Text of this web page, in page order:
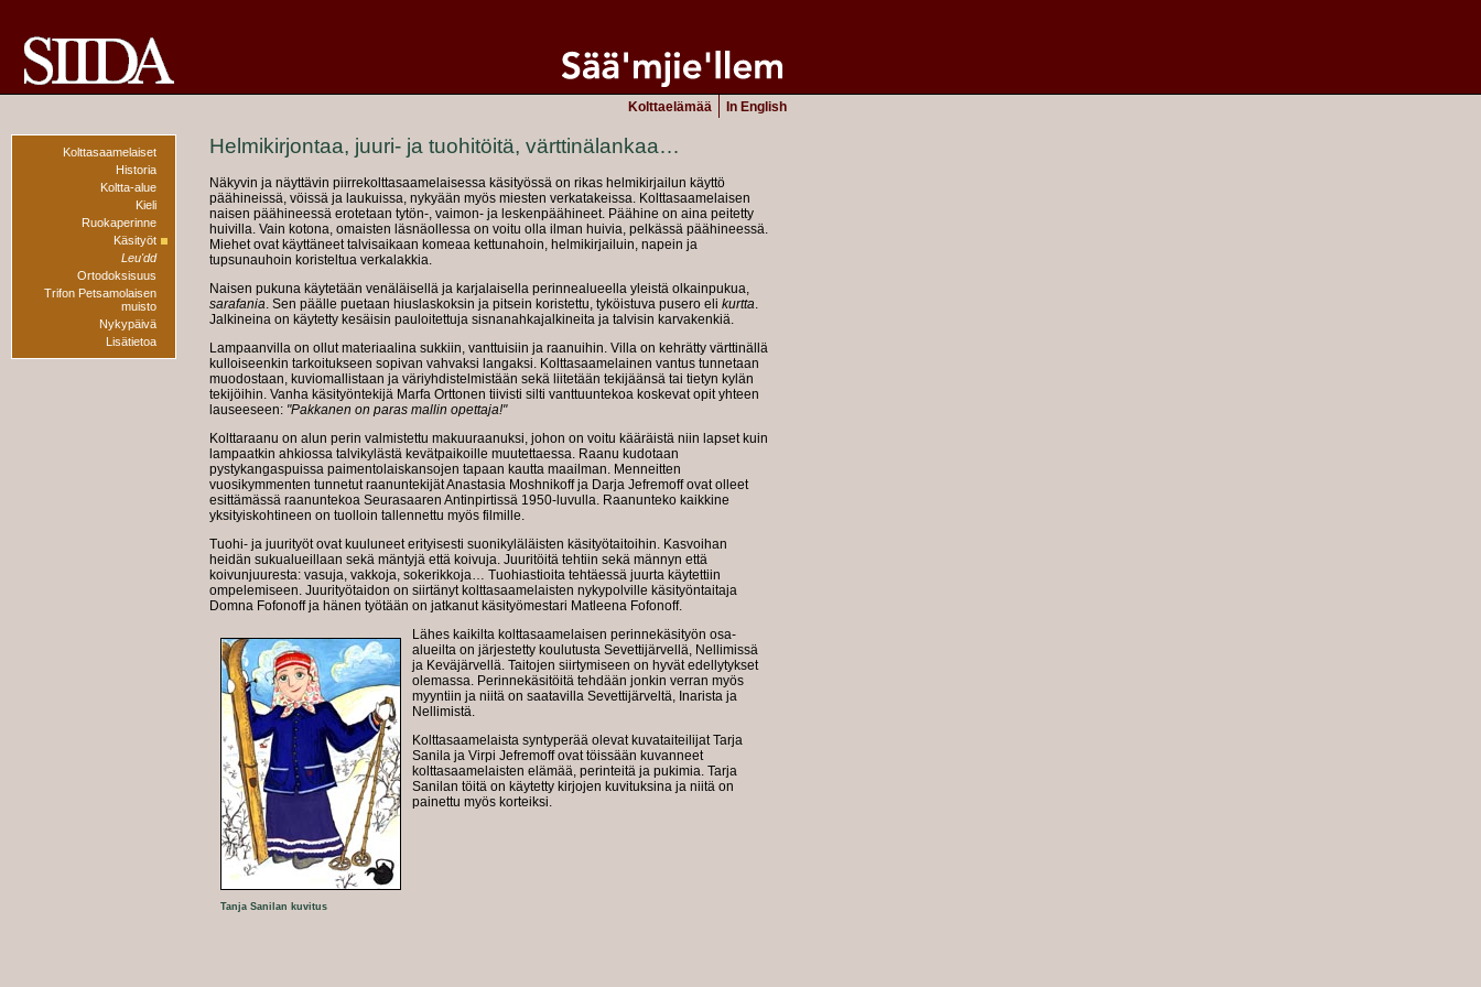
Kolttaelämää In English
Kolttasaamelaiset
Historia
Koltta-alue
Kieli
Ruokaperinne
Käsityöt
Leu'dd
Ortodoksisuus
Trifon Petsamolaisen
muisto
Nykypäivä
Lisätietoa
Helmikirjontaa, juuri- ja tuohitöitä, värttinälankaa…
Näkyvin ja näyttävin piirrekolttasaamelaisessa käsityössä on rikas helmikirjailun käyttö
päähineissä, vöissä ja laukuissa, nykyään myös miesten verkatakeissa. Kolttasaamelaisen
naisen päähineessä erotetaan tytön-, vaimon- ja leskenpäähineet. Päähine on aina peitetty
huivilla. Vain kotona, omaisten läsnäollessa on voitu olla ilman huivia, pelkässä päähineessä.
Miehet ovat käyttäneet talvisaikaan komeaa kettunahoin, helmikirjailuin, napein ja
tupsunauhoin koristeltua verkalakkia.
Naisen pukuna käytetään venäläisellä ja karjalaisella perinnealueella yleistä olkainpukua,
sarafania. Sen päälle puetaan hiuslaskoksin ja pitsein koristettu, tyköistuva pusero eli kurtta.
Jalkineina on käytetty kesäisin pauloitettuja sisnanahkajalkineita ja talvisin karvakenkiä.
Lampaanvilla on ollut materiaalina sukkiin, vanttuisiin ja raanuihin. Villa on kehrätty värttinällä
kulloiseenkin tarkoitukseen sopivan vahvaksi langaksi. Kolttasaamelainen vantus tunnetaan
muodostaan, kuviomallistaan ja väriyhdistelmistään sekä liitetään tekijäänsä tai tietyn kylän
tekijöihin. Vanha käsityöntekijä Marfa Orttonen tiivisti silti vanttuuntekoa koskevat opit yhteen
lauseeseen: "Pakkanen on paras mallin opettaja!"
Kolttaraanu on alun perin valmistettu makuuraanuksi, johon on voitu kääräistä niin lapset kuin
lampaatkin ahkiossa talvikylästä kevätpaikoille muutettaessa. Raanu kudotaan
pystykangaspuissa paimentolaiskansojen tapaan kautta maailman. Menneitten
vuosikymmenten tunnetut raanuntekijät Anastasia Moshnikoff ja Darja Jefremoff ovat olleet
esittämässä raanuntekoa Seurasaaren Antinpirtissä 1950-luvulla. Raanunteko kaikkine
yksityiskohtineen on tuolloin tallennettu myös filmille.
Tuohi- ja juurityöt ovat kuuluneet erityisesti suonikyläläisten käsityötaitoihin. Kasvoihan
heidän sukualueillaan sekä mäntyjä että koivuja. Juuritöitä tehtiin sekä männyn että
koivunjuuresta: vasuja, vakkoja, sokerikkoja… Tuohiastioita tehtäessä juurta käytettiin
ompelemiseen. Juurityötaidon on siirtänyt kolttasaamelaisten nykypolville käsityöntaitaja
Domna Fofonoff ja hänen työtään on jatkanut käsityömestari Matleena Fofonoff.
Tanja Sanilan kuvitus
Lähes kaikilta kolttasaamelaisen perinnekäsityön osa-
alueilta on järjestetty koulutusta Sevettijärvellä, Nellimissä
ja Keväjärvellä. Taitojen siirtymiseen on hyvät edellytykset
olemassa. Perinnekäsitöitä tehdään jonkin verran myös
myyntiin ja niitä on saatavilla Sevettijärveltä, Inarista ja
Nellimistä.
Kolttasaamelaista syntyperää olevat kuvataiteilijat Tarja
Sanila ja Virpi Jefremoff ovat töissään kuvanneet
kolttasaamelaisten elämää, perinteitä ja pukimia. Tarja
Sanilan töitä on käytetty kirjojen kuvituksina ja niitä on
painettu myös korteiksi.